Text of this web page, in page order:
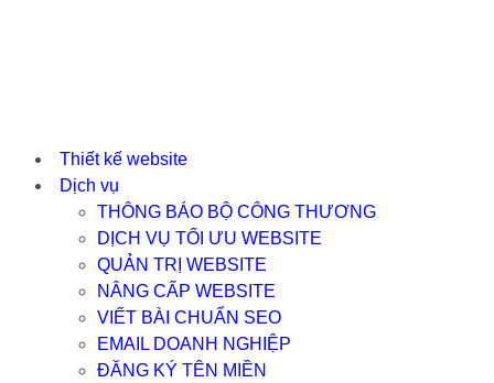
Thiết kế website
Dịch vụ
THÔNG BÁO BỘ CÔNG THƯƠNG
DỊCH VỤ TỐI ƯU WEBSITE
QUẢN TRỊ WEBSITE
NÂNG CẤP WEBSITE
VIẾT BÀI CHUẨN SEO
EMAIL DOANH NGHIỆP
ĐĂNG KÝ TÊN MIỀN